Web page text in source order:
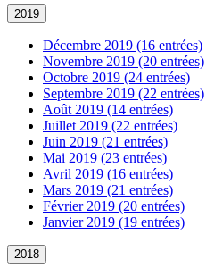
2019
Décembre 2019 (16 entrées)
Novembre 2019 (20 entrées)
Octobre 2019 (24 entrées)
Septembre 2019 (22 entrées)
Août 2019 (14 entrées)
Juillet 2019 (22 entrées)
Juin 2019 (21 entrées)
Mai 2019 (23 entrées)
Avril 2019 (16 entrées)
Mars 2019 (21 entrées)
Février 2019 (20 entrées)
Janvier 2019 (19 entrées)
2018